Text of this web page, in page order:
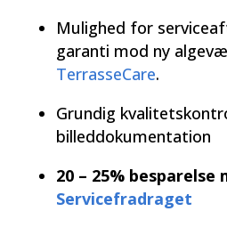
Mulighed for
garanti mod ny
TerrasseCare.
Grundig
billeddokumentation
20 – 25% besparelse
Servicefradraget